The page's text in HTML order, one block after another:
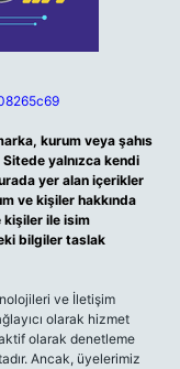
kurum veya şahıs
yalnızca kendi
yer alan içerikler
ve kişiler hakkında
kişiler ile isim
bilgiler taslak
ve İletişim
olarak hizmet
olarak denetleme
Ancak, üyelerimiz